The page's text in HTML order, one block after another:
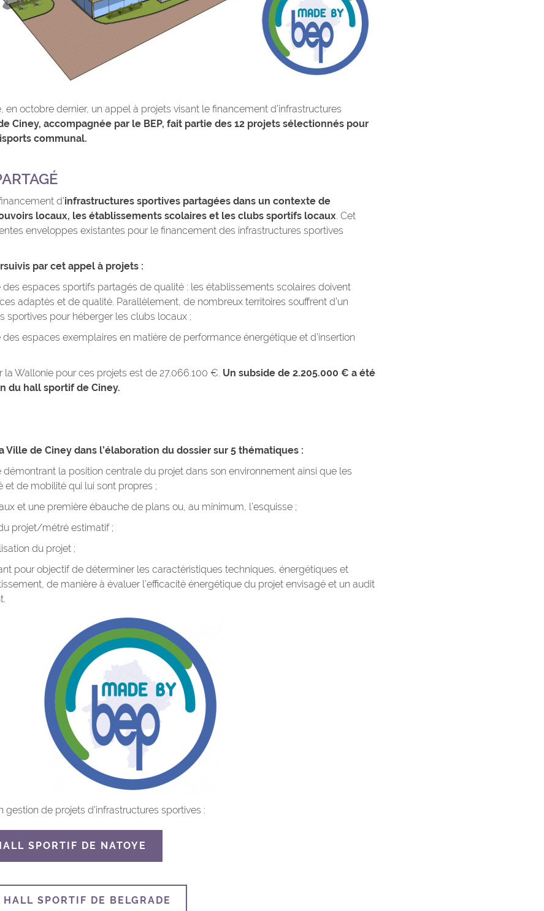
en octobre dernier, un appel à projets visant le financement d’infrastructures
Ciney, accompagnée par le BEP, fait partie des 12 projets sélectionnés pour
communal.
d’infrastructures sportives partagées dans un contexte de
locaux, les établissements scolaires et les clubs sportifs locaux. Cet
enveloppes existantes pour le financement des infrastructures sportives
par cet appel à projets :
espaces sportifs partagés de qualité : les établissements scolaires doivent
adaptés et de qualité. Parallèlement, de nombreux territoires souffrent d’un
sportives pour héberger les clubs locaux ;
espaces exemplaires en matière de performance énergétique et d’insertion
Wallonie pour ces projets est de 27.066.100 €. Un subside de 2.205.000 € a été
du hall sportif de Ciney.
Ville de Ciney dans l’élaboration du dossier sur 5 thématiques :
démontrant la position centrale du projet dans son environnement ainsi que les
et de mobilité qui lui sont propres ;
et une première ébauche de plans ou, au minimum, l’esquisse ;
projet/métré estimatif ;
du projet ;
pour objectif de déterminer les caractéristiques techniques, énergétiques et
de manière à évaluer l’efficacité énergétique du projet envisagé et un audit
gestion de projets d’infrastructures sportives :
SPORTIF DE NATOYE
SPORTIF DE BELGRADE